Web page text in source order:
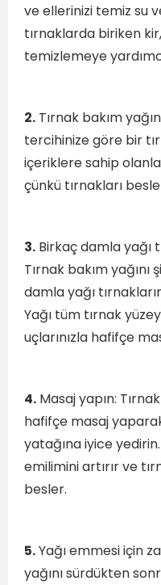
ve ellerinizi temiz su
tırnaklarda biriken
temizlemeye
2. Tırnak bakım
tercihinize göre bir
içeriklere sahip
çünkü tırnakları
3. Birkaç damla yağı
Tırnak bakım yağını
damla yağı
Yağı tüm tırnak
uçlarınızla hafifçe
4. Masaj yapın:
hafifçe masaj
yatağına iyice
emilimini artırır ve
besler.
5.Yağı emmesi için
yağını sürdükten